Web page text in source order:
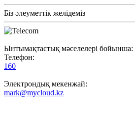
Біз әлеуметтік желідеміз
Ынтымақтастық мәселелері бойынша:
Телефон:
160
Электрондық мекенжай:
mark@mycloud.kz